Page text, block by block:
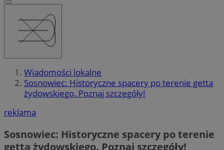
Wiadomości lokalne
Sosnowiec: Historyczne spacery po terenie getta
żydowskiego. Poznaj szczegóły!
reklama
Sosnowiec: Historyczne spacery po terenie
getta żydowskiego. Poznaj szczegóły!